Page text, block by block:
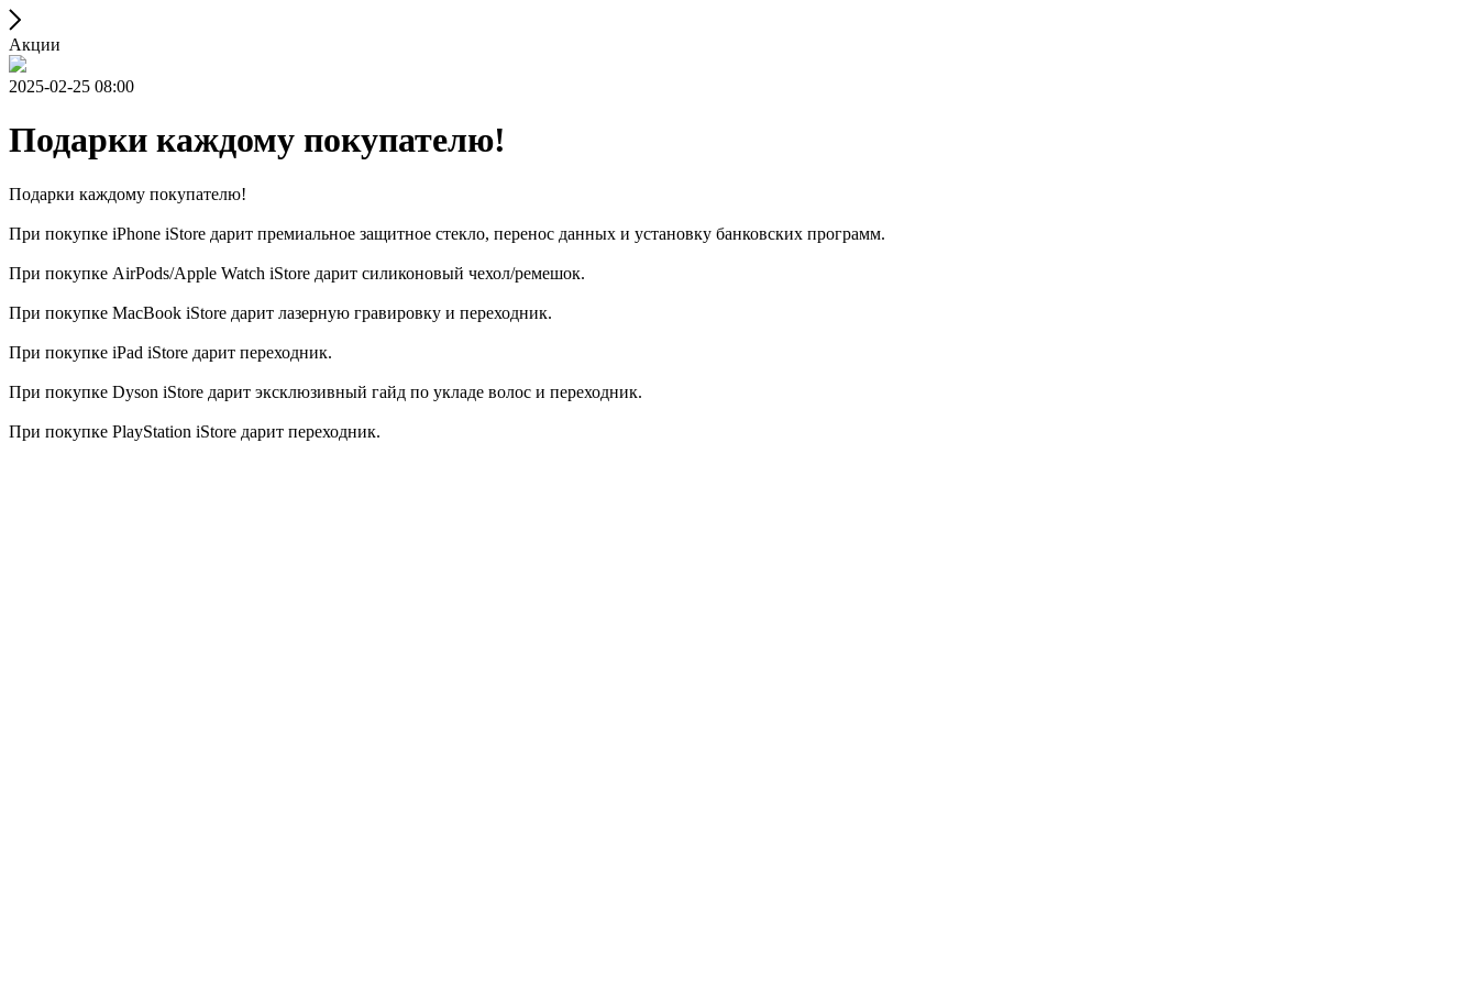
Акции
2025-02-25 08:00
Подарки каждому покупателю!
Подарки каждому покупателю!
При покупке iPhone iStore дарит премиальное защитное стекло, перенос данных и установку банковских программ.
При покупке AirPods/Apple Watch iStore дарит силиконовый чехол/ремешок.
При покупке MacBook iStore дарит лазерную гравировку и переходник.
При покупке iPad iStore дарит переходник.
При покупке Dyson iStore дарит эксклюзивный гайд по укладе волос и переходник.
При покупке PlayStation iStore дарит переходник.